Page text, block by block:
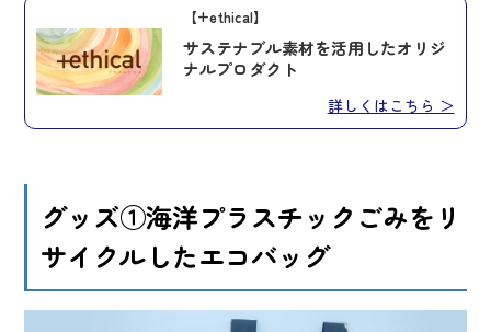
【+ethical】
サステナブル素材を活用したオリジ
ナルプロダクト
詳しくはこちら ＞
グッズ①海洋プラスチックごみをリ
サイクルしたエコバッグ